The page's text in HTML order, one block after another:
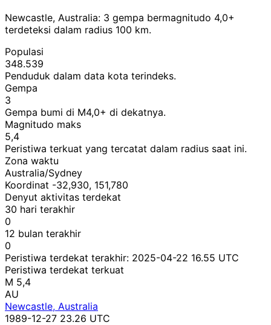
Newcastle, Australia: 3 gempa bermagnitudo 4,0+
terdeteksi dalam radius 100 km.
Populasi
348.539
Penduduk dalam data kota terindeks.
Gempa
3
Gempa bumi di M4,0+ di dekatnya.
Magnitudo maks
5,4
Peristiwa terkuat yang tercatat dalam radius saat ini.
Zona waktu
Australia/Sydney
Koordinat -32,930, 151,780
Denyut aktivitas terdekat
30 hari terakhir
0
12 bulan terakhir
0
Peristiwa terdekat terakhir: 2025-04-22 16.55 UTC
Peristiwa terdekat terkuat
M 5,4
AU
Newcastle, Australia
1989-12-27 23.26 UTC